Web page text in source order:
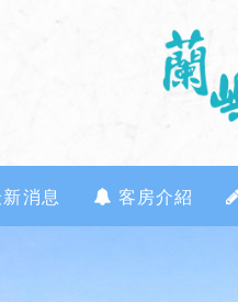
消息 客房介紹